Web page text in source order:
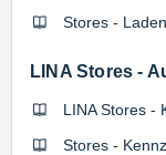
Stores -
LINA Stores -
LINA Stores -
Stores -